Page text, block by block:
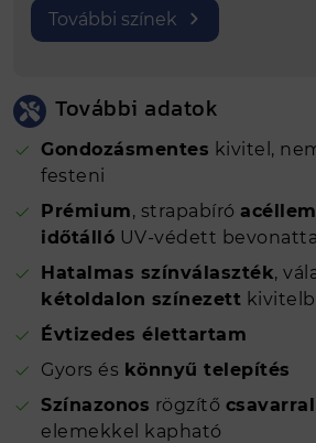
További színek
További adatok
Gondozásmentes kivitel,
festeni
Prémium, strapabíró
időtálló UV-védett bevonattal
Hatalmas színválaszték,
kétoldalon színezett
Évtizedes élettartam
Gyors és könnyű telepítés
Színazonos rögzítő csavarral
elemekkel kapható